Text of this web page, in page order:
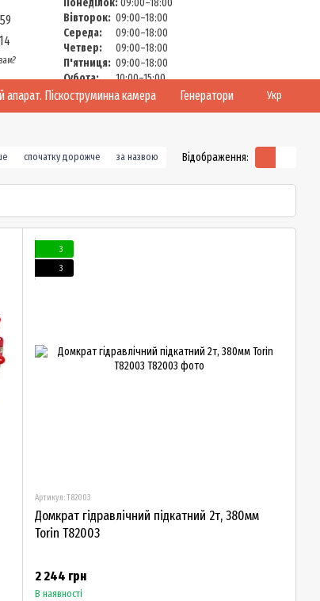
Понеділок:09:00–18:00
Вівторок: 09:00–18:00
Середа:
09:00–18:00
Четвер:
09:00–18:00
П'ятниця: 09:00–18:00
Субота:
10:00–15:00
Неділя:
Вихідний
апарат. Піскоструминна камера Генератори Укр
спочатку дорожче за назвою Відображення:
3
3
Артикул: T82003
Домкрат гідравлічний підкатний 2т, 380мм
Torin T82003
2 244 грн
В наявності